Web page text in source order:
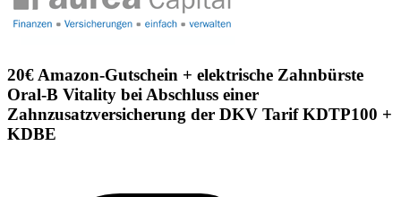
20€ Amazon-Gutschein + elektrische Zahnbürste
Oral-B Vitality bei Abschluss einer
Zahnzusatzversicherung der DKV Tarif KDTP100 +
KDBE